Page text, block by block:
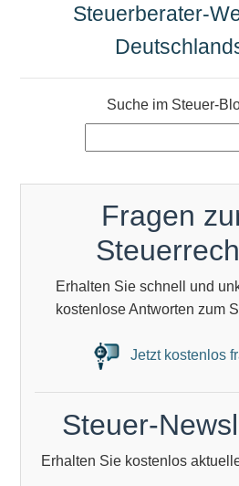
Steuerberater-
Suche im Steuer-
Fragen
Erhalten Sie schnell und
kostenlose Antworten zum
Jetzt kostenlos
Steuer-
Erhalten Sie kostenlos